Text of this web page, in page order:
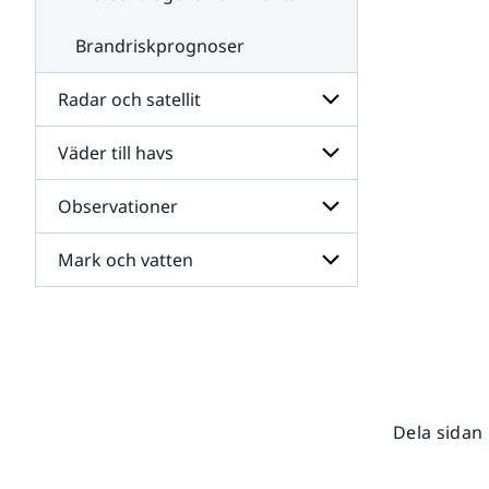
Brandriskprognoser
Radar och satellit
Undersidor
för
Radar
och
satellit
Väder till havs
Undersidor
för
Väder
till
havs
Observationer
Undersidor
för
Mark och vatten
Dela sidan